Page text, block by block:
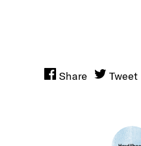
Share Tweet